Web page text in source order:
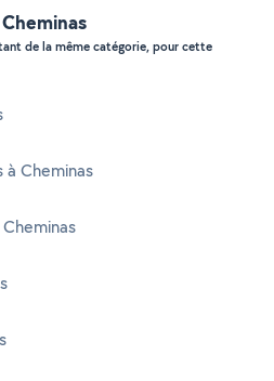
de la même catégorie, pour cette
Cheminas